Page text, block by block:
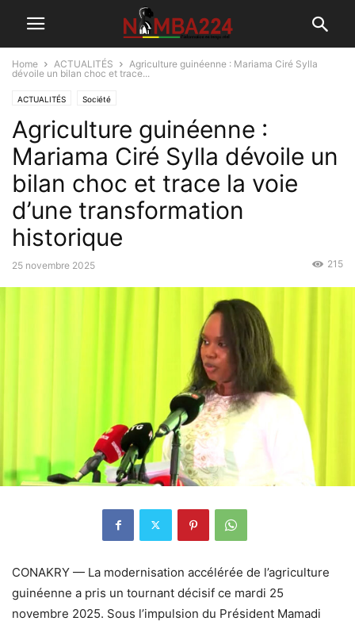
Home ACTUALITÉS
Agriculture guinéenne : Mariama Ciré Sylla
dévoile un bilan choc et trace...
ACTUALITÉS Société
Agriculture guinéenne :
Mariama Ciré Sylla dévoile un
bilan choc et trace la voie
d’une transformation
historique
25 novembre 2025 215
CONAKRY — La modernisation accélérée de l’agriculture
guinéenne a pris un tournant décisif ce mardi 25
novembre 2025. Sous l’impulsion du Président Mamadi